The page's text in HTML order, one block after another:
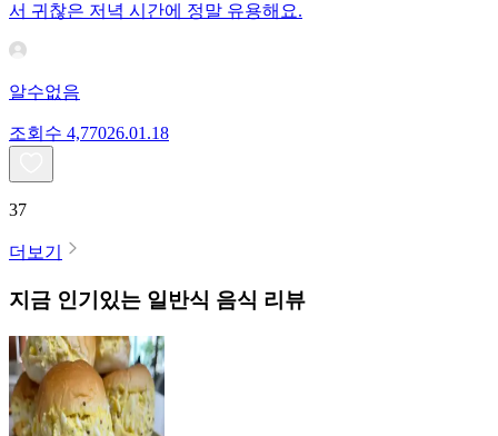
서 귀찮은 저녁 시간에 정말 유용해요.
알수없음
조회수 4,77026.01.18
37
더보기
지금 인기있는 일반식 음식 리뷰